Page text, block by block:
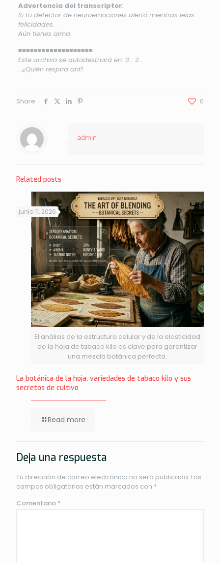
Advertencia del transcriptor:
Si tu detector de neuroemociones alertó mientras leías…
felicidades.
Aún tienes alma.
≡≡≡≡≡≡≡≡≡≡≡≡≡≡≡≡≡≡≡
Este archivo se autodestruirá en: 3… 2…
…¿Quién respira ahí?
Share 0
admin
Related posts
El análisis de la estructura celular y de la elasticidad
de la hoja de tabaco kilo es clave para garantizar
una mezcla botánica perfecta.
junio 11, 2026
La botánica de la hoja: variedades de tabaco kilo y sus
secretos de cultivo
Read more
Deja una respuesta
Tu dirección de correo electrónico no será publicada. Los
campos obligatorios están marcados con *
Comentario *